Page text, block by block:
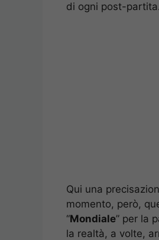
di ogni post-partita.
Qui una
momento, però,
“Mondiale” per la
la realtà, a volte,